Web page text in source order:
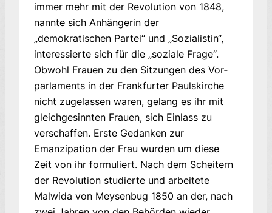
immer mehr mit der Revolution von 1848,
nannte sich Anhängerin der
„demokratischen Partei“ und „Sozialistin“,
interessierte sich für die „soziale Fra­ge“.
Obwohl Frauen zu den Sitzungen des Vor­
par­la­ments in der Frankfurter Paulskirche
nicht zuge­las­sen waren, gelang es ihr mit
gleichgesinnten Frau­en, sich Einlass zu
verschaffen. Erste Ge­dan­ken zur
Emanzipation der Frau wurden um diese
Zeit von ihr formuliert. Nach dem Scheitern
der Revolution studierte und arbeitete
Malwida von Meysenbug 1850 an der, nach